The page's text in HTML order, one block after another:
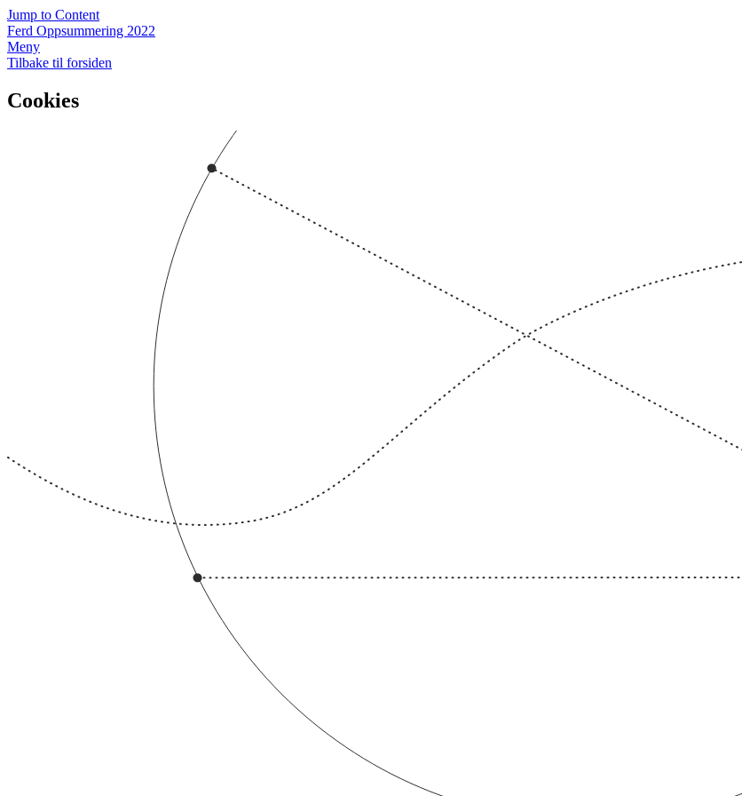
Jump to Content
Ferd Oppsummering 2022
Meny
Tilbake til forsiden
Cookies